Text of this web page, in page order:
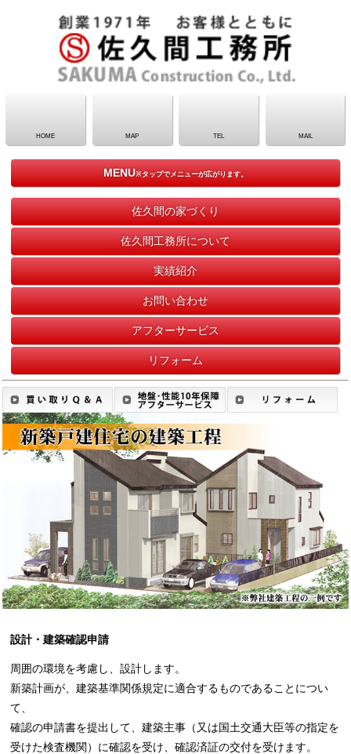
HOME MAP TEL MAIL
MENU※タップでメニューが広がります。
佐久間の家づくり
佐久間工務所について
実績紹介
お問い合わせ
アフターサービス
リフォーム
設計・建築確認申請
周囲の環境を考慮し、設計します。
新築計画が、建築基準関係規定に適合するものであることについ
て、
確認の申請書を提出して、建築主事（又は国土交通大臣等の指定を
受けた検査機関）に確認を受け、確認済証の交付を受けます。